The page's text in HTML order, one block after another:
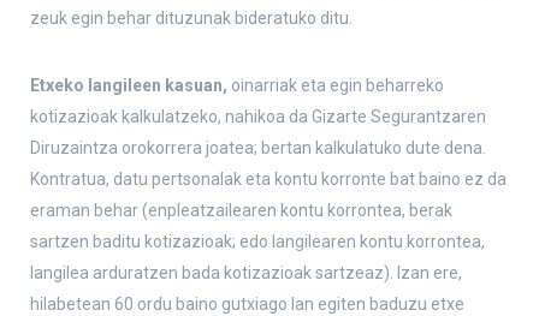
zeuk egin behar dituzunak bideratuko ditu.
Etxeko langileen kasuan, oinarriak eta egin beharreko
kotizazioak kalkulatzeko, nahikoa da Gizarte Segurantzaren
Diruzaintza orokorrera joatea; bertan kalkulatuko dute dena.
Kontratua, datu pertsonalak eta kontu korronte bat baino ez da
eraman behar (enpleatzailearen kontu korrontea, berak
sartzen baditu kotizazioak; edo langilearen kontu korrontea,
langilea arduratzen bada kotizazioak sartzeaz). Izan ere,
hilabetean 60 ordu baino gutxiago lan egiten baduzu etxe